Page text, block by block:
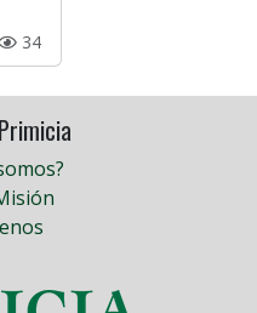
34